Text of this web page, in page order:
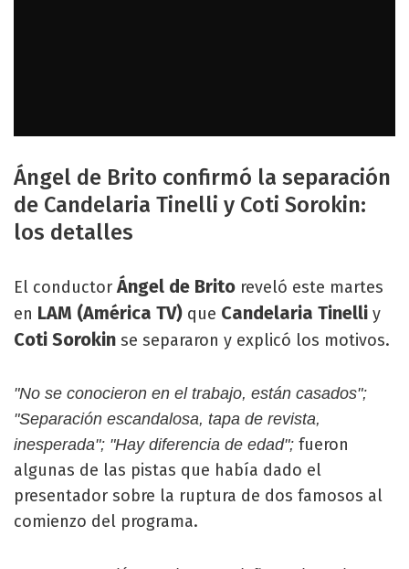
Ángel de Brito confirmó la separación
de Candelaria Tinelli y Coti Sorokin:
los detalles
El conductorÁngel de Brito reveló este martes
en LAM (América TV) que Candelaria Tinelli y
Coti Sorokin se separaron y explicó los motivos.
"No se conocieron en el trabajo, están casados";
"Separación escandalosa, tapa de revista,
inesperada"; "Hay diferencia de edad"; fueron
algunas de las pistas que había dado el
presentador sobre la ruptura de dos famosos al
comienzo del programa.